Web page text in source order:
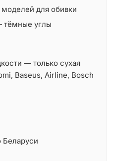
для обивки
тёмные углы
— только сухая
Baseus, Airline, Bosch
Беларуси